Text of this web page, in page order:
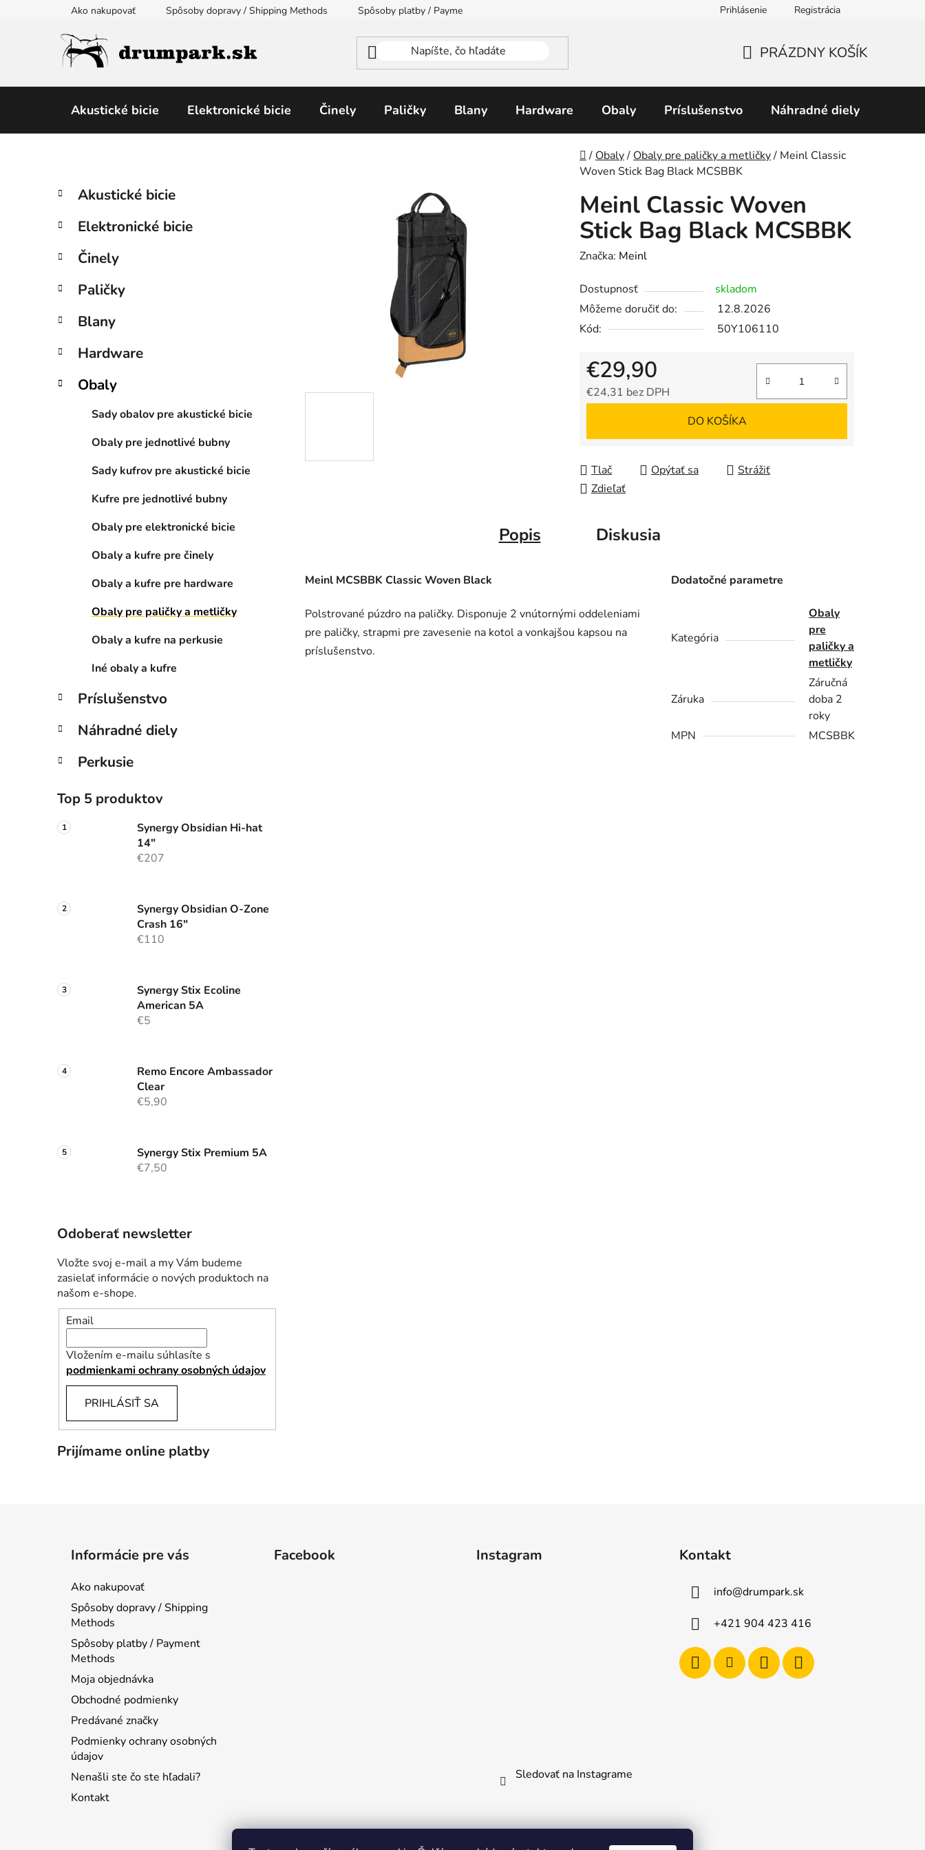
Ako nakupovať Spôsoby dopravy / Shipping Methods Spôsoby platby / Payment Methods Obchodné podmienky Predávané značky
Prihlásenie Registrácia
KOŠÍK
PRÁZDNY KOŠÍK
Akustické bicie Elektronické bicie Činely Paličky Blany Hardware Obaly Príslušenstvo Náhradné diely
Domov
/ Obaly/ Obaly pre paličky a metličky/ Meinl Classic
Woven Stick Bag Black MCSBBK
B
č
ý
a
n
e
l
Preskočiť
kategórie
K
a
e
ó
i
Akustické bicie
Elektronické bicie
Činely
Paličky
Blany
Hardware
Obaly
Sady obalov pre akustické bicie
Obaly pre jednotlivé bubny
Sady kufrov pre akustické bicie
Kufre pre jednotlivé bubny
Obaly pre elektronické bicie
Obaly a kufre pre činely
Obaly a kufre pre hardware
Obaly pre paličky a metličky
Obaly a kufre na perkusie
Iné obaly a kufre
Príslušenstvo
Náhradné diely
Perkusie
Top 5 produktov
Synergy Obsidian Hi-hat
14"
€207
Synergy Obsidian O-Zone
Crash 16"
€110
Synergy Stix Ecoline
American 5A
€5
Remo Encore Ambassador
Clear
€5,90
Synergy Stix Premium 5A
€7,50
Odoberať newsletter
Vložte svoj e-mail a my Vám budeme
zasielať informácie o nových produktoch na
našom e-shope.
Email
Vložením e-mailu súhlasíte s
podmienkami ochrany osobných údajov
PRIHLÁSIŤ SA
Prijímame online platby
Meinl Classic Woven
Stick Bag Black MCSBBK
Značka: Meinl
Dostupnosť
skladom
Môžeme doručiť do:
12.8.2026
Kód:
50Y106110
€29,90
€24,31 bez DPH
DO KOŠÍKA
Tlač Opýtať sa
Strážiť
Zdieľať
Popis Diskusia
Meinl MCSBBK Classic Woven Black
Polstrované púzdro na paličky. Disponuje 2 vnútornými oddeleniami
pre paličky, strapmi pre zavesenie na kotol a vonkajšou kapsou na
príslušenstvo.
Dodatočné parametre
Kategória
Obaly
pre
paličky a
metličky
Záruka
Záručná
doba 2
roky
MPN
MCSBBK
Informácie pre vás
Ako nakupovať
Spôsoby dopravy / Shipping
Methods
Spôsoby platby / Payment
Methods
Moja objednávka
Obchodné podmienky
Predávané značky
Podmienky ochrany osobných
údajov
Nenašli ste čo ste hľadali?
Kontakt
Facebook Instagram
Sledovať na Instagrame
Kontakt
info@drumpark.sk
+421 904 423 416